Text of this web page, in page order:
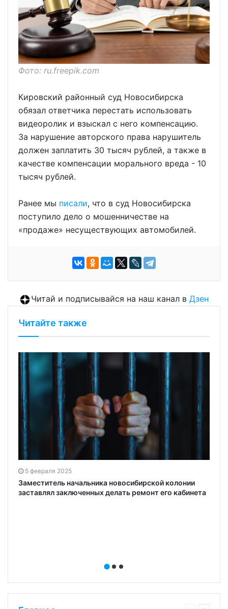
Фото: ru.freepik.com
Кировский районный суд Новосибирска
обязал ответчика перестать использовать
видеоролик и взыскал с него компенсацию.
За нарушение авторского права нарушитель
должен заплатить 30 тысяч рублей, а также в
качестве компенсации морального вреда - 10
тысяч рублей.
Ранее мы писали, что в суд Новосибирска
поступило дело о мошенничестве на
«продаже» несуществующих автомобилей.
Читай и подписывайся на наш канал в Дзен
Читайте также
5 февраля 2025
Заместитель начальника новосибирской колонии
заставлял заключенных делать ремонт его кабинета